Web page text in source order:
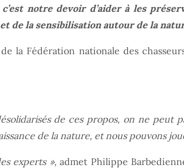
notre devoir d’aider à les
et de la sensibilisation autour de la
la Fédération nationale des
de ces propos, on ne peut
de la nature, et nous pouvons
experts », admet Philippe